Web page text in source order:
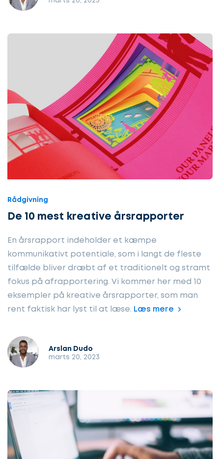
Rådgivning
De 10 mest kreative årsrapporter
En årsrapport indeholder et kæmpe
kommunikativt potentiale, som i langt de fleste
tilfælde bliver dræbt af et traditionelt og stramt
fokus på afrapportering. Vi kommer her med 10
eksempler på kreative årsrapporter, som man
rent faktisk har lyst til at læse. Læs mere
Arslan Dudo
marts 20, 2023